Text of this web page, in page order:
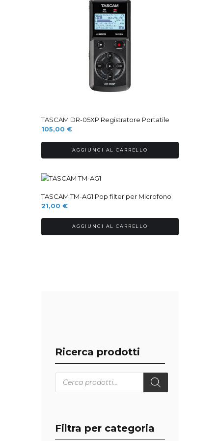
TASCAM DR-05XP Registratore Portatile
105,00 €
AGGIUNGI AL CARRELLO
TASCAM TM-AG1 Pop filter per Microfono
21,00 €
AGGIUNGI AL CARRELLO
Ricerca prodotti
Products
search
Filtra per categoria